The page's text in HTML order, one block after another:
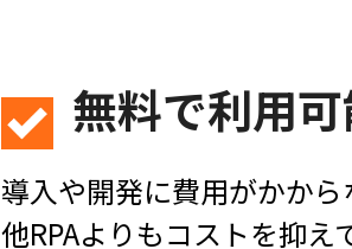
無料で利用
導入や開発に費用がかか
他RPAよりもコストを抑え